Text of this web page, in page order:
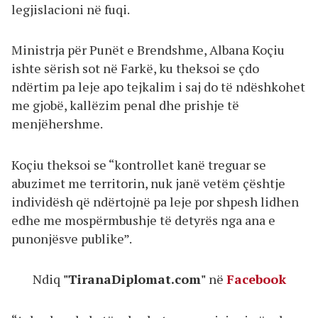
legjislacioni në fuqi.
Ministrja për Punët e Brendshme, Albana Koçiu
ishte sërish sot në Farkë, ku theksoi se çdo
ndërtim pa leje apo tejkalim i saj do të ndëshkohet
me gjobë, kallëzim penal dhe prishje të
menjëhershme.
Koçiu theksoi se “kontrollet kanë treguar se
abuzimet me territorin, nuk janë vetëm çështje
individësh që ndërtojnë pa leje por shpesh lidhen
edhe me mospërmbushje të detyrës nga ana e
punonjësve publike”.
Ndiq "TiranaDiplomat.com" në Facebook